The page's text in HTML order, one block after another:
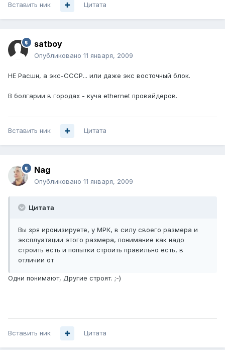
Вставить ник Цитата
satboy
Опубликовано 11 января, 2009
НЕ Расшн, а экс-СССР... или даже экс восточный блок.
В болгарии в городах - куча ethernet провайдеров.
Вставить ник Цитата
Nag
Опубликовано 11 января, 2009
Цитата
Вы зря иронизируете, у МРК, в силу своего размера и
эксплуатации этого размера, понимание как надо
строить есть и попытки строить правильно есть, в
отличии от
Одни понимают, Другие строят. ;-)
Вставить ник Цитата